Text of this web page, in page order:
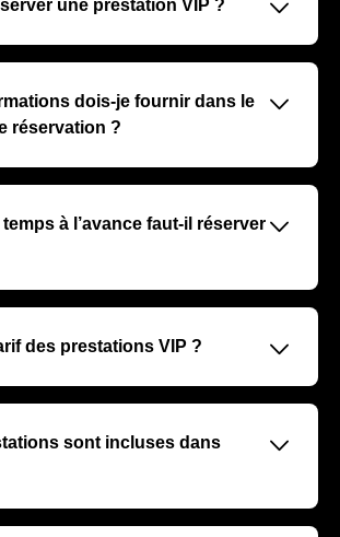
une prestation VIP ? 􀆈
via un formulaire de contact
faciliter le traitement et la qualification
dois-je fournir dans le
réservation ?
􀆈
de préciser le nombre de
salons, hospitalités), et toute demande
optimiser notre réponse commerciale.
à l’avance faut-il réserver 􀆈
de faire votre demande au minimum
de votre prestation VIP.
des prestations VIP ? 􀆈
selon la formule choisie, le match et le
vous transmettra un devis
sont incluses dans
􀆈
VIP comprennent un accès exclusif au